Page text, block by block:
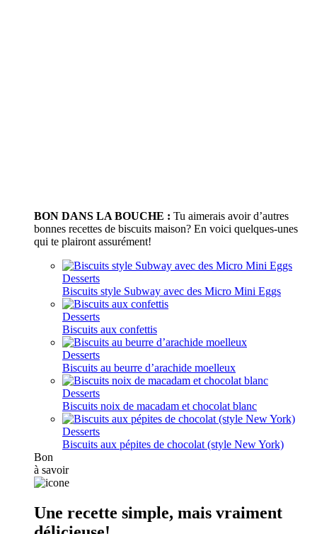
BON DANS LA BOUCHE : Tu aimerais avoir d’autres
bonnes recettes de biscuits maison? En voici quelques-unes
qui te plairont assurément!
Desserts
Biscuits style Subway avec des Micro Mini Eggs
Desserts
Biscuits aux confettis
Desserts
Biscuits au beurre d’arachide moelleux
Desserts
Biscuits noix de macadam et chocolat blanc
Desserts
Biscuits aux pépites de chocolat (style New York)
Bon
à savoir
Une recette simple, mais vraiment